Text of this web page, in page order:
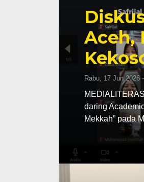
Aceh,
Rabu, 17 Jun 2026
daring
Mekkah” pada